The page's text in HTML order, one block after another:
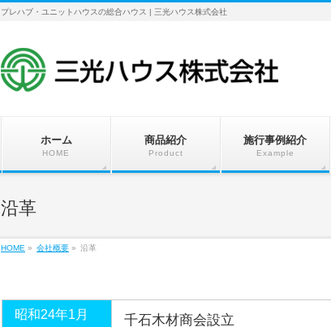
プレハブ・ユニットハウスの総合ハウス | 三光ハウス株式会社
ホーム
HOME
商品紹介
Product
施行事例紹介
Example
沿革
HOME » 会社概要 » 沿革
昭和24年1月 千石木材商会設立